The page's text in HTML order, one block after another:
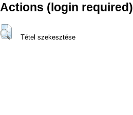
Actions (login required)
Tétel szekesztése